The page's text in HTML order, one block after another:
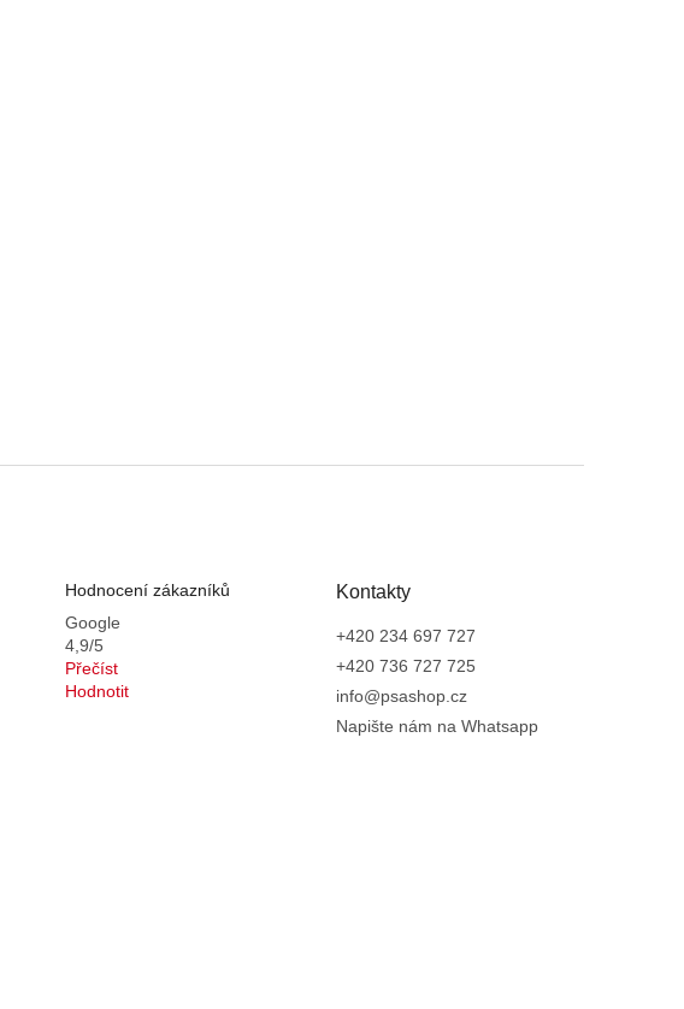
Hodnocení zákazníků
Google
4,9/5
Přečíst
Hodnotit
Kontakty
+420 234 697 727
+420 736 727 725
info@psashop.cz
Napište nám na Whatsapp